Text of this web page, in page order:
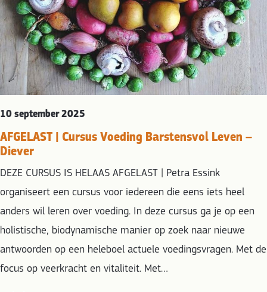
10 september 2025
AFGELAST | Cursus Voeding Barstensvol Leven –
Diever
DEZE CURSUS IS HELAAS AFGELAST | Petra Essink
organiseert een cursus voor iedereen die eens iets heel
anders wil leren over voeding. In deze cursus ga je op een
holistische, biodynamische manier op zoek naar nieuwe
antwoorden op een heleboel actuele voedingsvragen. Met de
focus op veerkracht en vitaliteit. Met…